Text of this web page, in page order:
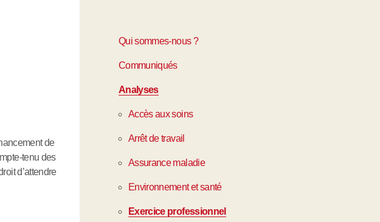
de
tenu des
d’attendre
Qui sommes-nous ?
Communiqués
Analyses
Accès aux soins
Arrêt de travail
Assurance maladie
Environnement et santé
Exercice professionnel